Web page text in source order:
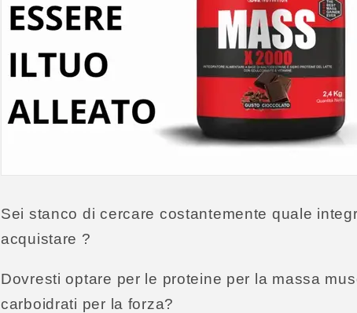
Sei stanco di cercare costantemente quale
acquistare ?
Dovresti optare per le proteine per la massa
carboidrati per la forza?